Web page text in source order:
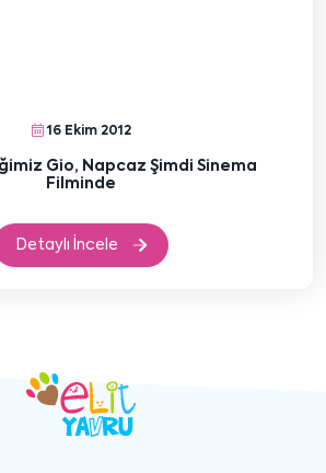
16 Ekim 2012
Gio, Napcaz Şimdi Sinema
Filminde
Detaylı İncele